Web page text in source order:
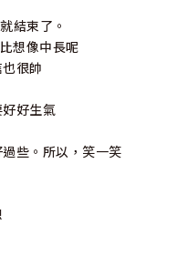
結束了。
想像中長呢
很帥
好生氣
些。所以，笑一笑